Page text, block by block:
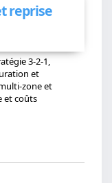
reprise
3-2-1,
et
zone et
et coûts